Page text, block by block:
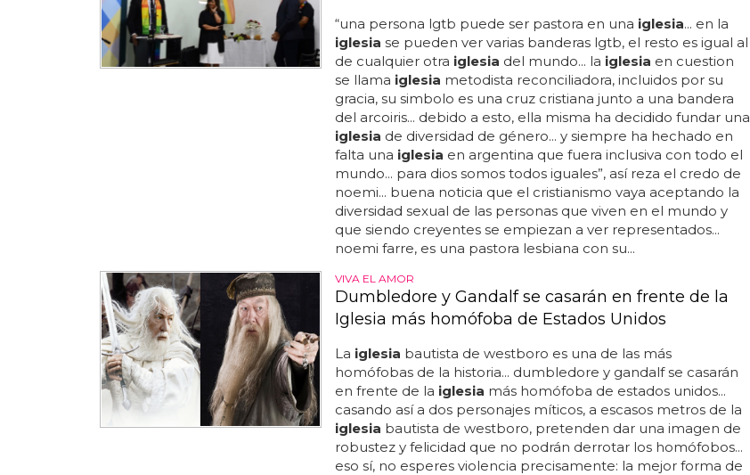
“una persona lgtb puede ser pastora en una iglesia... en la
iglesia se pueden ver varias banderas lgtb, el resto es igual al
de cualquier otra iglesia del mundo... la iglesia en cuestion
se llama iglesia metodista reconciliadora, incluidos por su
gracia, su simbolo es una cruz cristiana junto a una bandera
del arcoiris... debido a esto, ella misma ha decidido fundar una
iglesia de diversidad de género... y siempre ha hechado en
falta una iglesia en argentina que fuera inclusiva con todo el
mundo... para dios somos todos iguales”, así reza el credo de
noemi... buena noticia que el cristianismo vaya aceptando la
diversidad sexual de las personas que viven en el mundo y
que siendo creyentes se empiezan a ver representados...
noemi farre, es una pastora lesbiana con su...
VIVA EL AMOR
Dumbledore y Gandalf se casarán en frente de la
Iglesia más homófoba de Estados Unidos
La iglesia bautista de westboro es una de las más
homófobas de la historia... dumbledore y gandalf se casarán
en frente de la iglesia más homófoba de estados unidos...
casando así a dos personajes míticos, a escasos metros de la
iglesia bautista de westboro, pretenden dar una imagen de
robustez y felicidad que no podrán derrotar los homófobos...
eso sí, no esperes violencia precisamente: la mejor forma de